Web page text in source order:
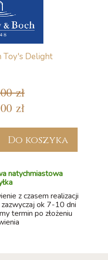
Toy's Delight
zł
zł
Do koszyka
natychmiastowa
z czasem realizacji
ok 7-10 dni
termin po złożeniu